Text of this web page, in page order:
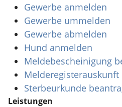
Gewerbe anmelden
Gewerbe ummelden
Gewerbe abmelden
Hund anmelden
Meldebescheinigung
Sterbeurkunde
Leistungen